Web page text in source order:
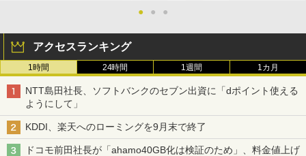
● ● ●
アクセスランキング
1時間 24時間 1週間 1カ月
NTT島田社長、ソフトバンクのセブン出資に「dポイント使える
ようにして」
KDDI、楽天へのローミングを9月末で終了
ドコモ前田社長が「ahamo40GB化は検証のため」、料金値上げ